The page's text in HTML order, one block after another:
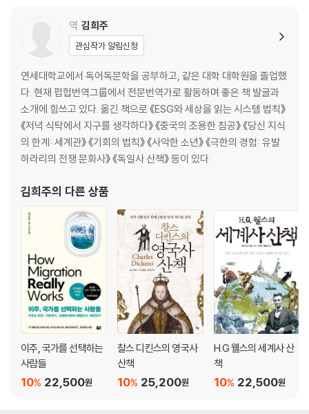
수산업과 기후변화
농작물에 기술 도입
수확 후 저장과 가공
유통과 마케팅, 판매
3장. 마구잡이로 먹을 권리가 있나?
식단 비용의 불공평
육류 생산과 소비의 불평등
[육류를 포함한 식단을 꾸밀 때 유념할 점]
여성 불평등
4장. 더 나은 정책이 더 나은 식품을 만들까?
농업체계의 다양성 향상
영양을 생각하는 농사
식량안보와 영양을 위한 공급사슬 재정비
식품환경 선택설계
건강에 나쁜 식품의 광고와 마케팅 제한
이트-랜싯 보고서의 권고
건강하고 지속가능한 식단 선택을 위해
역 김희주
관심작가 알림신청
연세대학교에서 독어독문학을 공부하고, 같은 대학 대학원을 졸업했
다. 현재 펍헙번역그룹에서 전문번역가로 활동하며 좋은 책 발굴과
소개에 힘쓰고 있다. 옮긴 책으로 《ESG와 세상을 읽는 시스템 법칙》
《저녁 식탁에서 지구를 생각하다》 《중국의 조용한 침공》 《당신 지식
의 한계: 세계관》 《기회의 법칙》 《사악한 소년》 《극한의 경험: 유발
하라리의 전쟁 문화사》 《독일사 산책》 등이 있다.
김희주의 다른 상품
이주, 국가를 선택하는
사람들
22,500원
10%
찰스 디킨스의 영국사
산책
25,200원
10%
H.G 웰스의 세계사 산
책
22,500원
10%